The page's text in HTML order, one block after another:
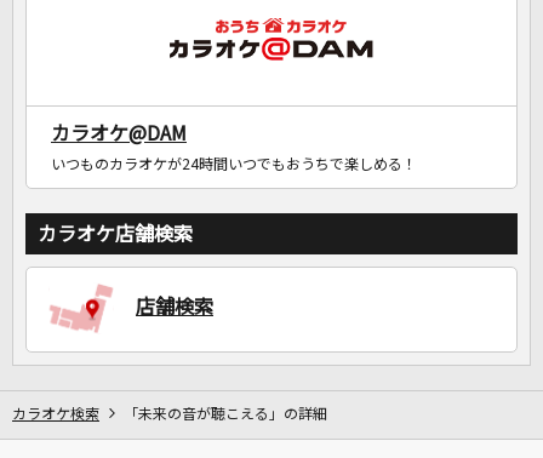
カラオケ@DAM
いつものカラオケが24時間いつでもおうちで楽しめる！
カラオケ店舗検索
店舗検索
カラオケ検索 「未来の音が聴こえる」の詳細